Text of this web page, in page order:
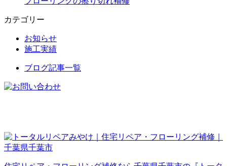
カテゴリー
お知らせ
施工実績
ブログ記事一覧